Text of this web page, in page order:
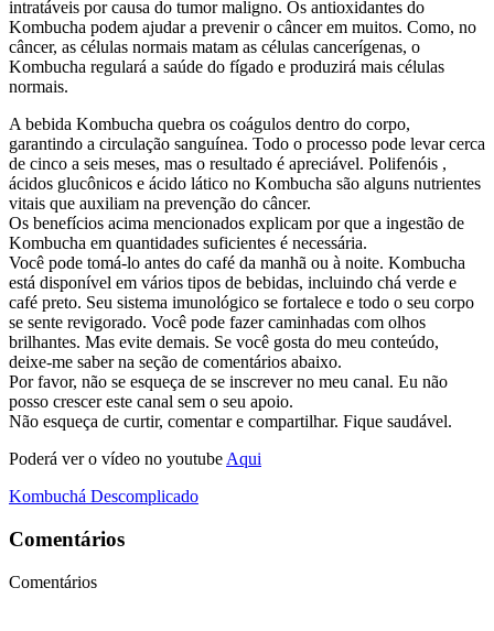
intratáveis por causa do tumor maligno. Os antioxidantes do
Kombucha podem ajudar a prevenir o câncer em muitos. Como, no
câncer, as células normais matam as células cancerígenas, o
Kombucha regulará a saúde do fígado e produzirá mais células
normais.
A bebida Kombucha quebra os coágulos dentro do corpo,
garantindo a circulação sanguínea. Todo o processo pode levar cerca
de cinco a seis meses, mas o resultado é apreciável. Polifenóis ,
ácidos glucônicos e ácido lático no Kombucha são alguns nutrientes
vitais que auxiliam na prevenção do câncer.
Os benefícios acima mencionados explicam por que a ingestão de
Kombucha em quantidades suficientes é necessária.
Você pode tomá-lo antes do café da manhã ou à noite. Kombucha
está disponível em vários tipos de bebidas, incluindo chá verde e
café preto. Seu sistema imunológico se fortalece e todo o seu corpo
se sente revigorado. Você pode fazer caminhadas com olhos
brilhantes. Mas evite demais. Se você gosta do meu conteúdo,
deixe-me saber na seção de comentários abaixo.
Por favor, não se esqueça de se inscrever no meu canal. Eu não
posso crescer este canal sem o seu apoio.
Não esqueça de curtir, comentar e compartilhar. Fique saudável.
Poderá ver o vídeo no youtube Aqui
Kombuchá Descomplicado
Comentários
Comentários